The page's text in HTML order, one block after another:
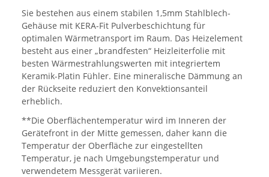
Sie bestehen aus einem stabilen 1,5mm Stahlblech-
Gehäuse mit KERA-Fit Pulverbeschichtung für
optimalen Wärmetransport im Raum. Das Heizelement
besteht aus einer „brandfesten“ Heizleiterfolie mit
besten Wärmestrahlungswerten mit integriertem
Keramik-Platin Fühler. Eine mineralische Dämmung an
der Rückseite reduziert den Konvektionsanteil
erheblich.
**Die Oberflächentemperatur wird im Inneren der
Gerätefront in der Mitte gemessen, daher kann die
Temperatur der Oberfläche zur eingestellten
Temperatur, je nach Umgebungstemperatur und
verwendetem Messgerät variieren.